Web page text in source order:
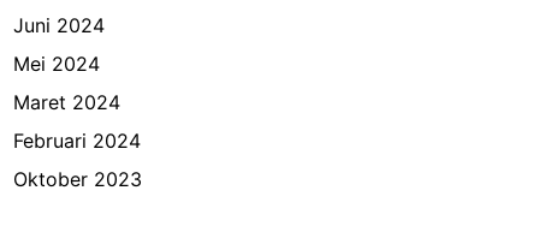
Juni 2024
Mei 2024
Maret 2024
Februari 2024
Oktober 2023